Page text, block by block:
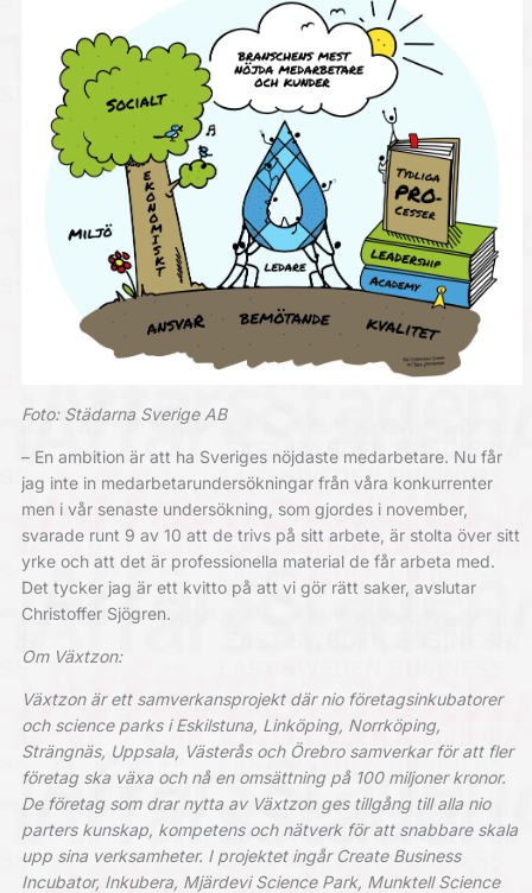
Foto: Städarna Sverige AB
– En ambition är att ha Sveriges nöjdaste medarbetare. Nu får
jag inte in medarbetarundersökningar från våra konkurrenter
men i vår senaste undersökning, som gjordes i november,
svarade runt 9 av 10 att de trivs på sitt arbete, är stolta över sitt
yrke och att det är professionella material de får arbeta med.
Det tycker jag är ett kvitto på att vi gör rätt saker, avslutar
Christoffer Sjögren.
Om Växtzon:
Växtzon är ett samverkansprojekt där nio företagsinkubatorer
och science parks i Eskilstuna, Linköping, Norrköping,
Strängnäs, Uppsala, Västerås och Örebro samverkar för att fler
företag ska växa och nå en omsättning på 100 miljoner kronor.
De företag som drar nytta av Växtzon ges tillgång till alla nio
parters kunskap, kompetens och nätverk för att snabbare skala
upp sina verksamheter. I projektet ingår Create Business
Incubator, Inkubera, Mjärdevi Science Park, Munktell Science